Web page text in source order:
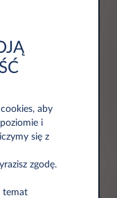
aby
i
się z
zgodę.
temat